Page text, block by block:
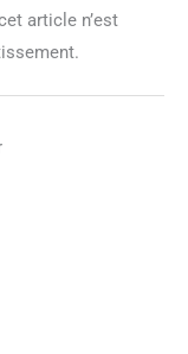
article n’est